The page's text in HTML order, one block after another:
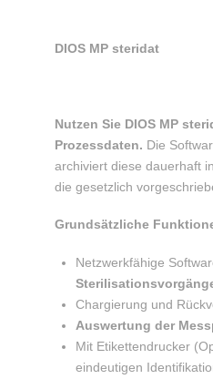
DIOS MP steridat
Nutzen Sie DIOS MP
Prozessdaten. Die
archiviert diese dauerhaft
die gesetzlich
Grundsätzliche
Netzwerkfähige
Chargierung und
Auswertung der
Mit Etikettendrucker
eindeutigen